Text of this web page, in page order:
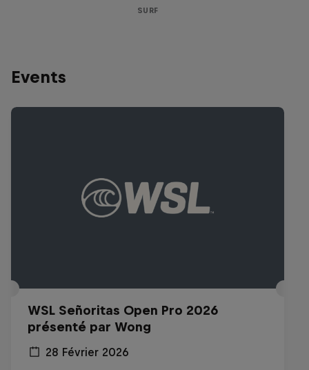
SURF
Events
WSL Señoritas Open Pro 2026
présenté par Wong
28 Février 2026